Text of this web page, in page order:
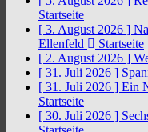
Startseite
[ 3. August 2026 ]
Ellenfeld
Startseite
[ 2. August 2026 ]
[ 31. Juli 2026 ]
[ 31. Juli 2026 ] Ein
Startseite
[ 30. Juli 2026 ]